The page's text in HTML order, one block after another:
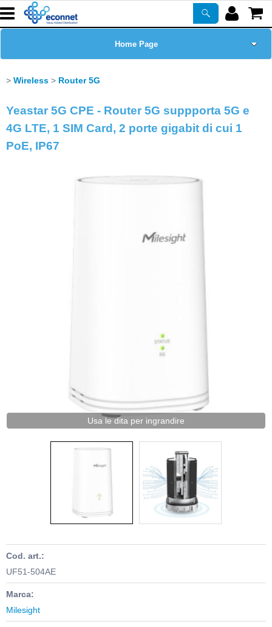
Home Page
Prodotti
Newsletter
Wireless Router 5G
Yeastar 5G CPE - Router 5G suppporta 5G e
4G LTE, 1 SIM Card, 2 porte gigabit di cui 1
PoE, IP67
Usa le dita per ingrandire
Cod. art.:
UF51-504AE
Marca:
Milesight